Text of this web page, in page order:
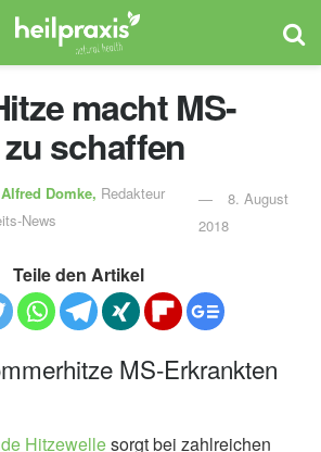
macht MS-
schaffen
Alfred Domke, Redakteur
News
8. August
2018
Teile den Artikel
MS-Erkrankten
Hitzewellesorgt bei zahlreichen